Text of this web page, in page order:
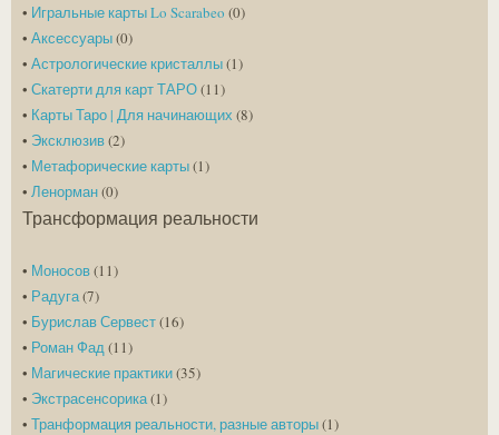
• Игральные карты Lo Scarabeo (0)
• Аксессуары(0)
• Астрологические кристаллы(1)
• Скатерти для карт ТАРО(11)
• Карты Таро | Для начинающих (8)
• Эксклюзив(2)
• Метафорические карты(1)
• Ленорман(0)
Трансформация реальности
• Моносов(11)
• Радуга(7)
• Бурислав Сервест(16)
• Роман Фад (11)
• Магические практики(35)
• Экстрасенсорика(1)
• Транформация реальности, разные авторы(1)